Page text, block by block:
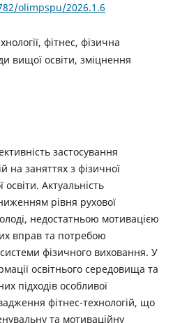
olimpspu/2026.1.6
фітнес, фізична
вищої освіти, зміцнення
застосування
на заняттях з фізичної
Актуальність
рівня рухової
недостатньою мотивацією
вправ та потребою
системи фізичного виховання. У
освітнього середовища та
підходів особливої
фітнес-технологій, що
та мотиваційну